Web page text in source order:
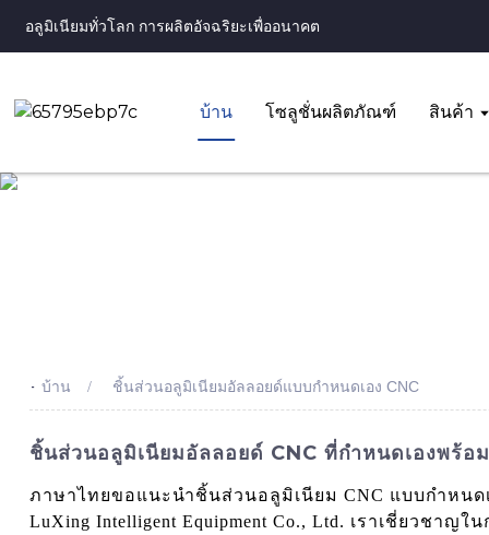
อลูมิเนียมทั่วโลก การผลิตอัจฉริยะเพื่ออนาคต
บ้าน โซลูชั่นผลิตภัณฑ์ สินค้า
- บ้าน ชิ้นส่วนอลูมิเนียมอัลลอยด์แบบกำหนดเอง CNC
ชิ้นส่วนอลูมิเนียมอัลลอยด์ CNC ที่กำหนดเองพร้อ
ภาษาไทยขอแนะนำชิ้นส่วนอลูมิเนียม CNC แบบกำหนด
LuXing Intelligent Equipment Co., Ltd. เราเชี่ยวช